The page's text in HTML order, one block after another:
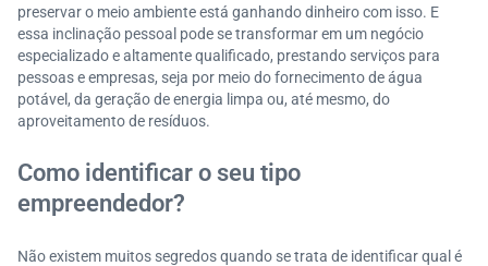
preservar o meio ambiente está ganhando dinheiro com isso. E
essa inclinação pessoal pode se transformar em um negócio
especializado e altamente qualificado, prestando serviços para
pessoas e empresas, seja por meio do fornecimento de água
potável, da geração de energia limpa ou, até mesmo, do
aproveitamento de resíduos.
Como identificar o seu tipo
empreendedor?
Não existem muitos segredos quando se trata de identificar qual é